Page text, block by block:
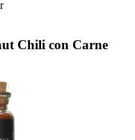
Chili con Carne